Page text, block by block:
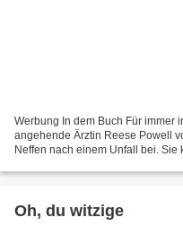
Werbung In dem Buch Für immer
angehende Ärztin Reese Powell
Neffen nach einem Unfall bei.
Oh, du witzige